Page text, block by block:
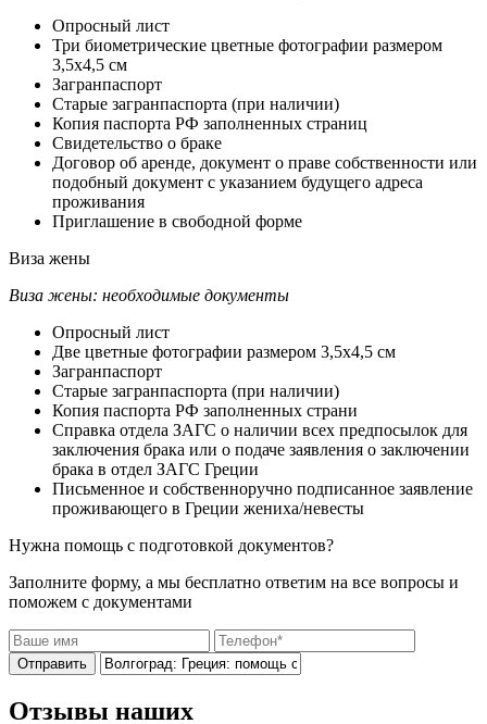
Опросный лист
Три биометрические цветные фотографии размером
3,5х4,5 см
Загранпаспорт
Старые загранпаспорта (при наличии)
Копия паспорта РФ заполненных страниц
Свидетельство о браке
Договор об аренде, документ о праве собственности или
подобный документ с указанием будущего адреса
проживания
Приглашение в свободной форме
Виза жены
Виза жены: необходимые документы
Опросный лист
Две цветные фотографии размером 3,5х4,5 см
Загранпаспорт
Старые загранпаспорта (при наличии)
Копия паспорта РФ заполненных страни
Справка отдела ЗАГС о наличии всех предпосылок для
заключения брака или о подаче заявления о заключении
брака в отдел ЗАГС Греции
Письменное и собственноручно подписанное заявление
проживающего в Греции жениха/невесты
Нужна помощь с подготовкой документов?
Заполните форму, а мы бесплатно ответим на все вопросы и
поможем с документами
Отправить
Отзывы наших